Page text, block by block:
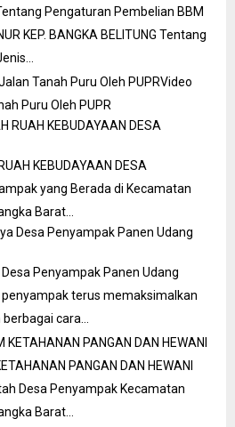
Pengaturan Pembelian BBM
KEP. BANGKA BELITUNG Tentang
Video
Puru Oleh PUPR
KEBUDAYAAN DESA
yang Berada di Kecamatan
Barat…
Penyampak Panen Udang
penyampak terus memaksimalkan
cara…
PANGAN DAN HEWANI
Desa Penyampak Kecamatan
Barat…